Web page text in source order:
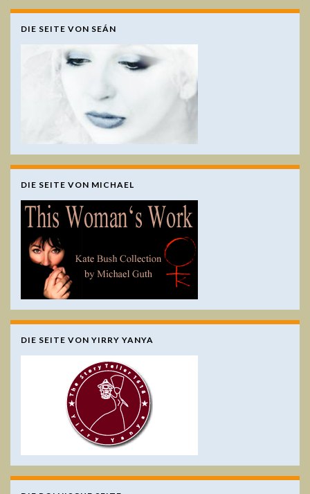
DIE SEITE VON SEÁN
DIE SEITE VON MICHAEL
DIE SEITE VON YIRRY YANYA